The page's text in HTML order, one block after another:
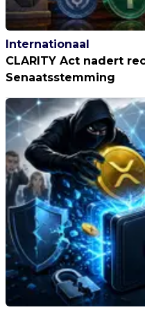
Internationaal
CLARITY Act nadert
Senaatsstemming